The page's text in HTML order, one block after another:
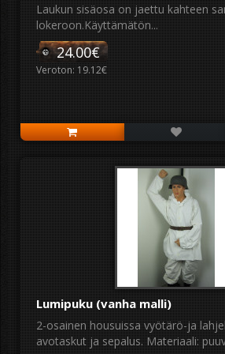
Laukun sisäosa on jaettu kahteen
lokeroon.Käyttämätön...
24.00€
Veroton: 19.12€
Lumipuku (vanha malli)
2-osainen housuissa vyötärö-ja
avotaskut ja sepalus. Materiaali: